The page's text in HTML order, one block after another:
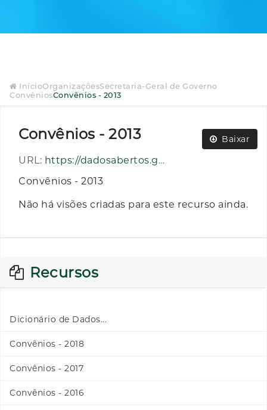
InícioOrganizaçõesSecretaria-Geral de Governo
ConvêniosConvênios - 2013
Baixar
Convênios - 2013
URL: https://dadosabertos.go.gov.br/dataset/acd392a4-bd30-4a01-96cb-735b350baa6e/resource/f353de15-5113-4e2d-9925-21aa1230c6a7/download/convenios_ano_2013.zip
Convênios - 2013
Não há visões criadas para este recurso ainda.
Recursos
Dicionário de Dados...
Convênios - 2018
Convênios - 2017
Convênios - 2016